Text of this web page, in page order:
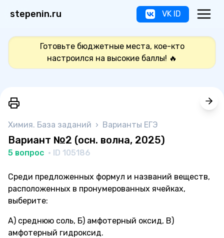
stepenin.ru VK ID
Готовьте бюджетные места, кое-кто
настроился на высокие баллы! 🔥
Химия. База заданий › Варианты ЕГЭ
Вариант №2 (осн. волна, 2025)
5 вопрос · ID 105186
Среди предложенных формул и названий веществ,
расположенных в пронумерованных ячейках,
выберите:
А) среднюю соль, Б) амфотерный оксид, В)
амфотерный гидроксид.